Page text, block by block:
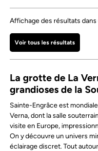
Affichage des résultats
Voir tous les résultats
La grotte de La
grandioses de la
Sainte-Engrâce est
Verna, dont la salle
visite en Europe,
On y découvre un univers
éclairage discret. Tout